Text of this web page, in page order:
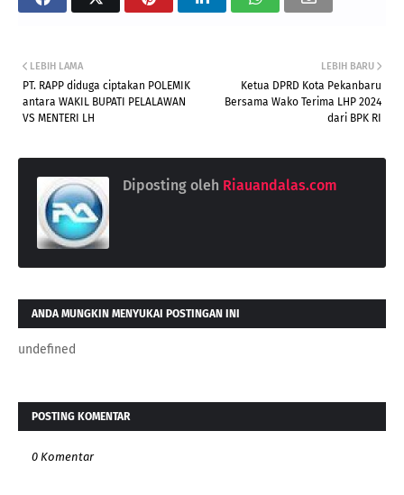
LEBIH BARU
Ketua DPRD Kota Pekanbaru
Bersama Wako Terima LHP 2024
dari BPK RI
LEBIH LAMA
PT. RAPP diduga ciptakan POLEMIK
antara WAKIL BUPATI PELALAWAN
VS MENTERI LH
Diposting oleh Riauandalas.com
ANDA MUNGKIN MENYUKAI POSTINGAN INI
undefined
POSTING KOMENTAR
0 Komentar